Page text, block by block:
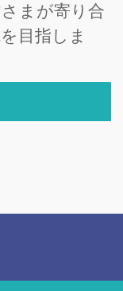
まが寄り合
目指しま